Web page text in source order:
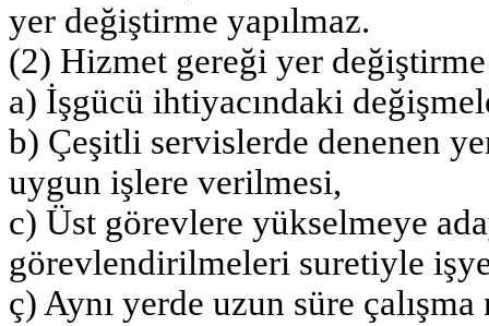
yer değiştirme yapılmaz.
(2) Hizmet gereği yer
a) İşgücü ihtiyacındaki
b) Çeşitli servislerde denenen
uygun işlere verilmesi,
c) Üst görevlere yükselmeye
görevlendirilmeleri suretiyle
ç) Aynı yerde uzun süre